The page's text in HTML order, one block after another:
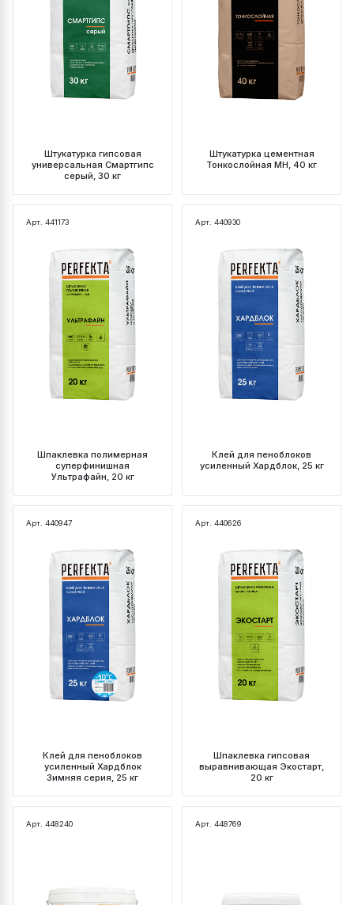
Штукатурка гипсовая
универсальная Смартгипс
серый, 30 кг
Штукатурка цементная
Тонкослойная МН, 40 кг
Арт. 441173
Шпаклевка полимерная
суперфинишная
Ультрафайн, 20 кг
Арт. 440930
Клей для пеноблоков
усиленный Хардблок, 25 кг
Арт. 440947
Клей для пеноблоков
усиленный Хардблок
Зимняя серия, 25 кг
Арт. 440626
Шпаклевка гипсовая
выравнивающая Экостарт,
20 кг
Арт. 448240 Арт. 448769